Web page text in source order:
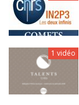
1 vidéo